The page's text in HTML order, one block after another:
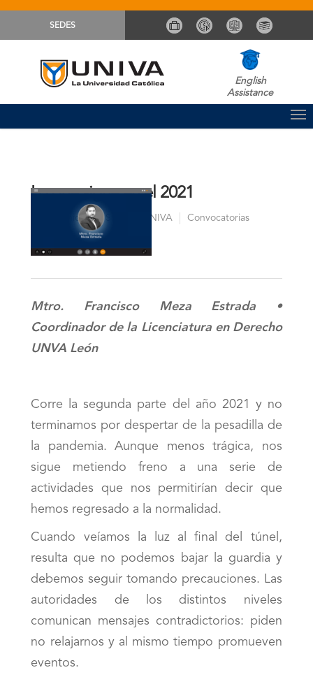
SEDES
English
Assistance
Lo que sigue en el 2021
Comunicación Sistema UNIVA Convocatorias
Mtro. Francisco Meza Estrada •
Coordinador de la Licenciatura en Derecho
UNVA León
Corre la segunda parte del año 2021 y no
terminamos por despertar de la pesadilla de
la pandemia. Aunque menos trágica, nos
sigue metiendo freno a una serie de
actividades que nos permitirían decir que
hemos regresado a la normalidad.
Cuando veíamos la luz al final del túnel,
resulta que no podemos bajar la guardia y
debemos seguir tomando precauciones. Las
autoridades de los distintos niveles
comunican mensajes contradictorios: piden
no relajarnos y al mismo tiempo promueven
eventos.